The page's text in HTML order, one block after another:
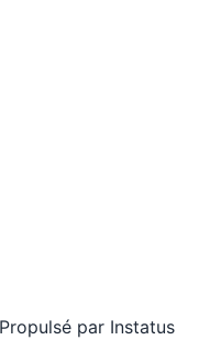
Propulsé par Instatus